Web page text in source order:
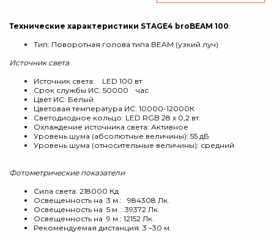
Технические характеристики STAGE4 broBEAM 100:
Тип: Поворотная голова типа BEAM (узкий луч)
Источник света
Источник света: LED 100 вт
Срок службы ИС: 50000 час
Цвет ИС: Белый
Цветовая температура ИС: 10000-12000К
Светодиодное кольцо: LED RGB 28 х 0,2 вт.
Охлаждение источника света: Активное
Уровень шума (абсолютные величины): 55 дБ
Уровень шума (относительные величины): средний
Фотометрические показатели
Сила света: 218000 Кд
Освещенность на 3 м.: 984308 Лк.
Освещенность на 5 м .: 39372 Лк.
Освещенность на 9 м.: 12152 Лк.
Рекомендуемая дистанция: 3 –30 м.